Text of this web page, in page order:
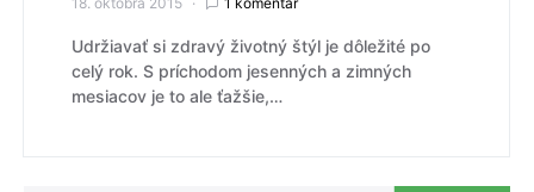
Udržiavať si zdravý životný štýl je dôležité po
celý rok. S príchodom jesenných a zimných
mesiacov je to ale ťažšie,…